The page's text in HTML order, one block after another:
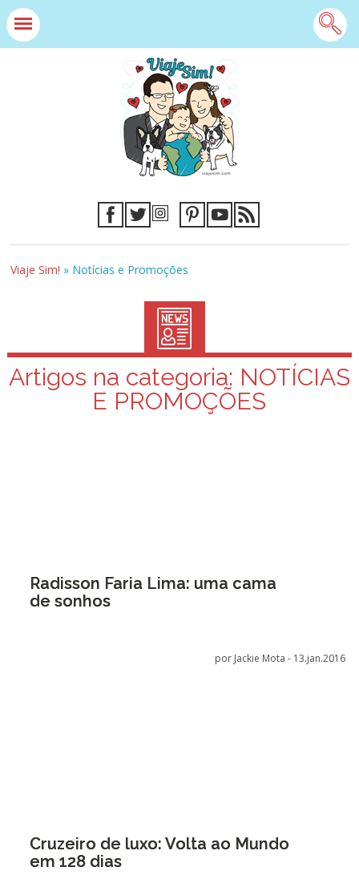
Viaje Sim! » Notícias e Promoções
Artigos na categoria: NOTÍCIAS
E PROMOÇÕES
Radisson Faria Lima: uma cama
de sonhos
por Jackie Mota - 13.jan.2016
Cruzeiro de luxo: Volta ao Mundo
em 128 dias